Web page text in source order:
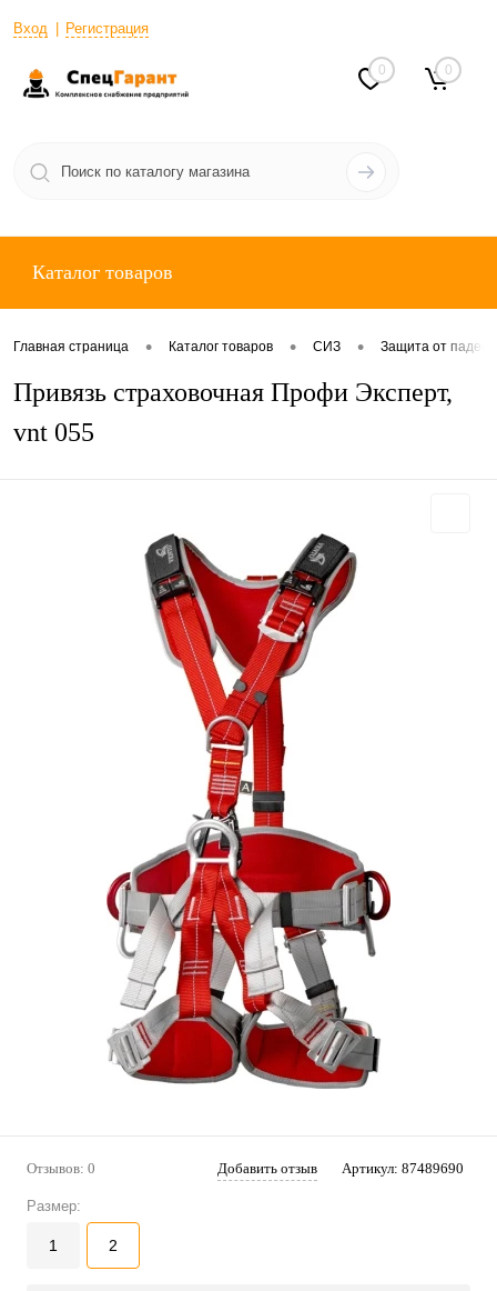
Вход Регистрация
0 0
Каталог товаров
Главная страница • Каталог товаров • СИЗ • Защита от
Привязь страховочная Профи Эксперт,
vnt 055
Отзывов: 0 Добавить отзыв Артикул: 87489690
Размер:
1 2